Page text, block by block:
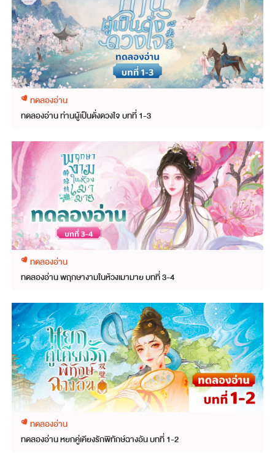
ทดลองอ่าน
ทดลองอ่าน ท่านผู้เป็นดั่งดวงใจ บทที่ 1-3
ทดลองอ่าน
ทดลองอ่าน พฤกษางามในห้วงเมามาย บทที่ 3-4
ทดลองอ่าน
ทดลองอ่าน หยกคู่เคียงรักพิทักษ์ฉางอัน บทที่ 1-2